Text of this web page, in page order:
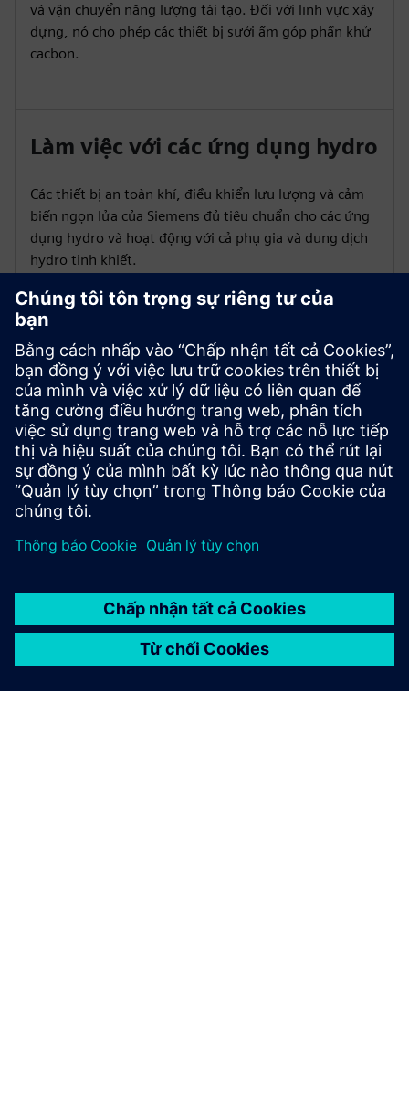
và vận chuyển năng lượng tái tạo. Đối với lĩnh vực xây
dựng, nó cho phép các thiết bị sưởi ấm góp phần khử
cacbon.
Làm việc với các ứng dụng hydro
Các thiết bị an toàn khí, điều khiển lưu lượng và cảm
biến ngọn lửa của Siemens đủ tiêu chuẩn cho các ứng
dụng hydro và hoạt động với cả phụ gia và dung dịch
hydro tinh khiết.
Đảm bảo an toàn và độ tin cậy
Các chương trình thử nghiệm đảm bảo an toàn và độ
tin cậy của sản phẩm với các bài kiểm tra độ bền bên
trong và bên ngoài, kiểm tra rò rỉ và điều tra vật liệu.